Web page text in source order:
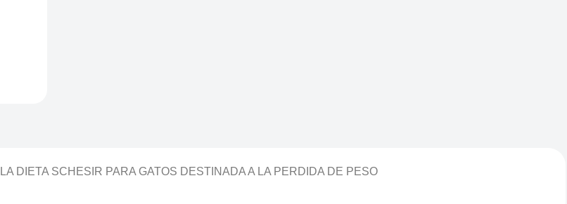
DIETA SCHESIR PARA GATOS DESTINADA A LA PERDIDA DE PESO